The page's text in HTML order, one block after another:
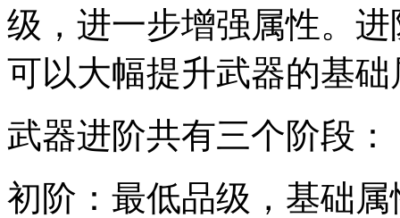
级，进一步增强属性。
可以大幅提升武器的基
武器进阶共有三个阶段：
初阶：最低品级，基础